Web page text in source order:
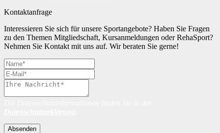
Kontaktanfrage
Interessieren Sie sich für unsere Sportangebote? Haben Sie Fragen
zu den Themen Mitgliedschaft, Kursanmeldungen oder RehaSport?
Nehmen Sie Kontakt mit uns auf. Wir beraten Sie gerne!
Absenden